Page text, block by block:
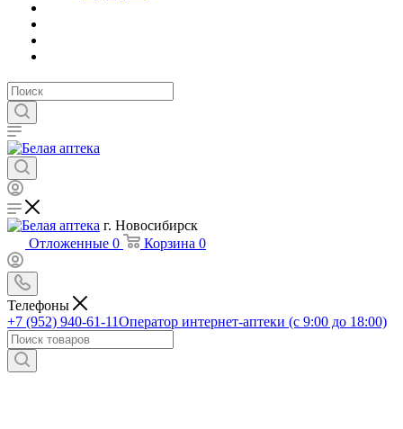
г. Новосибирск
Отложенные 0 Корзина 0
Телефоны
+7 (952) 940-61-11Оператор интернет-аптеки (с 9:00 до 18:00)